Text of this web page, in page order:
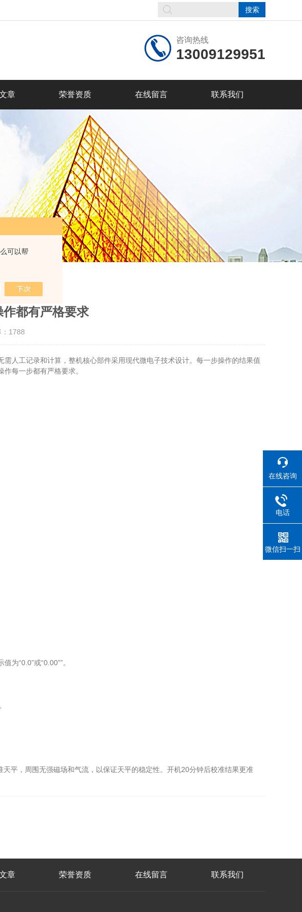
可以帮
咨询热线
13009129951
章 荣誉资质 在线留言 联系我们
都有严格要求
1788
人工记录和计算，整机核心部件采用现代微电子技术设计。每一步操作的结果值
每一步都有严格要求。
“0.0”或“0.00””。
平，周围无强磁场和气流，以保证天平的稳定性。开机20分钟后校准结果更准
章 荣誉资质 在线留言 联系我们
在线咨询
电话
微信扫一扫